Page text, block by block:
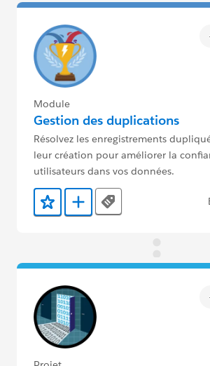
Module
Gestion des duplications
Résolvez les enregistrements
leur création pour améliorer la
utilisateurs dans vos données.
Ajouter aux favoris
Ajouter au Trailmix
Tags